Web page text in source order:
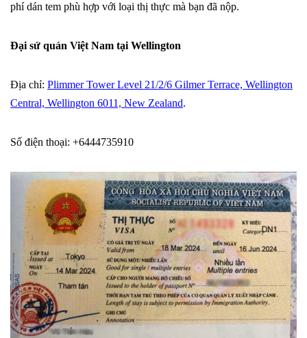
phí dán tem phù hợp với loại thị thực mà bạn đã nộp.
Đại sứ quán Việt Nam tại Wellington
Địa chỉ: Plimmer Tower Level 21/2/6 Gilmer Terrace, Wellington
Central, Wellington 6011, New Zealand.
Số điện thoại: +6444735910